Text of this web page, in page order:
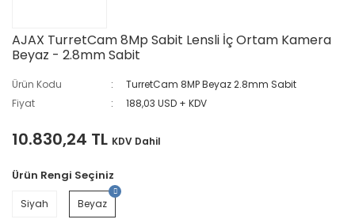
AJAX TurretCam 8Mp Sabit Lensli İç Ortam Kamera
Beyaz - 2.8mm Sabit
Ürün Kodu
TurretCam 8MP Beyaz 2.8mm Sabit
Fiyat
188,03 USD + KDV
10.830,24 TL KDV Dahil
Ürün Rengi Seçiniz
Siyah Beyaz